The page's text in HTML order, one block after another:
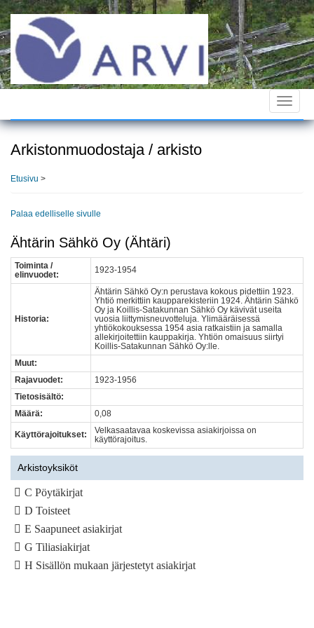
Hyppää
pääsisältöön
Toggle
Arkistonmuodostaja / arkisto
Etusivu >
Palaa edelliselle sivulle
Ähtärin Sähkö Oy (Ähtäri)
Toiminta /
elinvuodet:
1923-1954
Historia:
Ähtärin Sähkö Oy:n perustava kokous pidettiin 1923.
Yhtiö merkittiin kaupparekisteriin 1924. Ähtärin Sähkö
Oy ja Koillis-Satakunnan Sähkö Oy kävivät useita
vuosia liittymisneuvotteluja. Ylimääräisessä
yhtiökokouksessa 1954 asia ratkaistiin ja samalla
allekirjoitettiin kauppakirja. Yhtiön omaisuus siirtyi
Koillis-Satakunnan Sähkö Oy:lle.
Muut:
Rajavuodet:
1923-1956
Tietosisältö:
Määrä:
0,08
Käyttörajoitukset:
Velkasaatavaa koskevissa asiakirjoissa on
käyttörajoitus.
Arkistoyksiköt
C Pöytäkirjat
D Toisteet
E Saapuneet asiakirjat
G Tiliasiakirjat
H Sisällön mukaan järjestetyt asiakirjat